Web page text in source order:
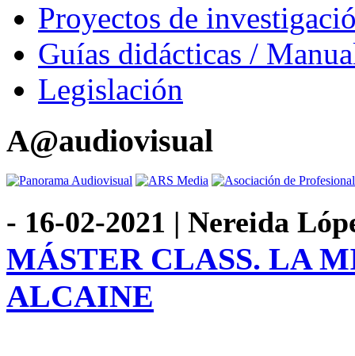
Proyectos de
Guías didácticas /
Legislación
A@audiovisual
- 16-02-2021 | Nereida
MÁSTER CLASS. LA
ALCAINE